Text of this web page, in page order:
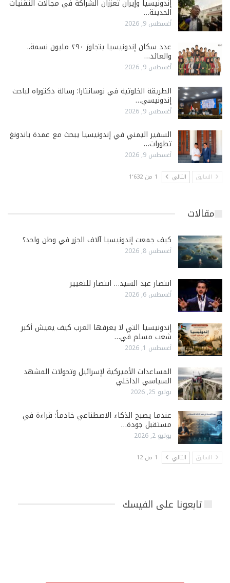
إندونيسيا وإيران تعززان الشراكة في مجالات التقنيات
الحديثة…
أغسطس 9, 2026
عدد سكان إندونيسيا يتجاوز ٢٩٠ مليون نسمة..
والعائد…
أغسطس 9, 2026
الطريقة الخلوتية في نوسانتارا: رسالة دكتوراه لباحث
إندونيسي…
أغسطس 9, 2026
السفير اليمني في إندونيسيا يبحث مع عمدة باندونغ
تطورات…
أغسطس 9, 2026
السابق التالي 1 من 1٬632
مقالات
كيف جمعت إندونيسيا آلاف الجزر في وطن واحد؟
أغسطس 8, 2026
انتصار عبد السيد… انتصار للتغيير
أغسطس 6, 2026
إندونيسيا التي لا يعرفها العرب كيف يعيش أكبر
شعب مسلم في…
أغسطس 1, 2026
المساعدات الأميركية لإسرائيل وتحولات المشهد
السياسي الداخلي
يوليو 25, 2026
عندما يصبح الذكاء الاصطناعي خادماً: قراءة في
مستقبل جودة…
يوليو 2, 2026
السابق التالي 1 من 12
تابعونا على الفيسك